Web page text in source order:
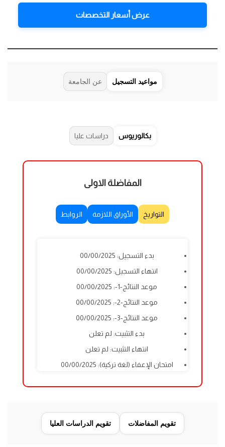
عرض أسعار التخصصات
مواعيد التسجيل عن الجامعة
بكالوريوس دراسات عليا
المفاضلة الاولى
التواريخ الأوراق اللازمة الروابط
بدء التسجيل: 00/00/2025
انتهاء التسجيل: 00/00/2025
موعد النتائج-1-: 00/00/2025
موعد النتائج-2-: 00/00/2025
موعد النتائج-3-: 00/00/2025
بدء التثبيت: لم تعلن
انتهاء التثبيت: لم تعلن
امتحان الإعفاء (لغة تركية): 00/00/2025
تقويم المفاضلات تقويم الدراسات العليا